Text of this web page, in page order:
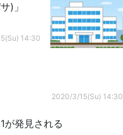
)」
14:30
2020/3/15(Su) 14:30
が発見される